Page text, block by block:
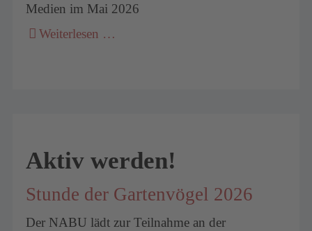
Medien im Mai 2026
Weiterlesen …
Aktiv werden!
Stunde der Gartenvögel 2026
Der NABU lädt zur Teilnahme an der